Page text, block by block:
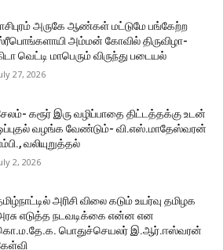
அருகே ஆண்கள் மட்டுமே பங்கேற்ற
அம்மன் கோவில் திருவிழா-
வெட்டி மாபெரும் விருந்து படையல்
27, 2026
கரூர் இரு வழிப்பாதை திட்டத்தக்கு உடன்
வழங்க வேண்டும்- வி.எஸ்.மாதேஸ்வரன்
வலியுறுத்தல்
2, 2026
அரிசி விலை கடும் உயர்வு தமிழக
எடுத்த நடவடிக்கை என்ன என
பொதுச்செயலர் இ.ஆர்.ஈஸ்வரன்